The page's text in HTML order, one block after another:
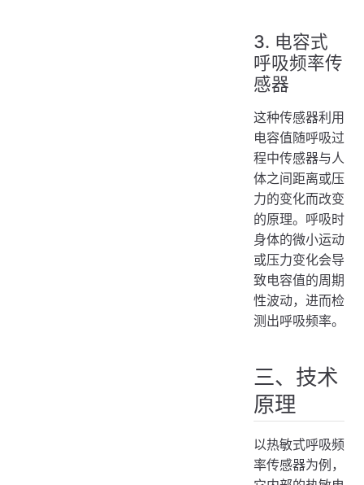
3. 电容式
呼吸频率传
感器
这种传感器利用
电容值随呼吸过
程中传感器与人
体之间距离或压
力的变化而改变
的原理。呼吸时
身体的微小运动
或压力变化会导
致电容值的周期
性波动，进而检
测出呼吸频率。
三、技术
原理
以热敏式呼吸频
率传感器为例，